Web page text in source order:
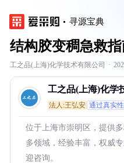
寻源宝典
结构胶变稠急救
工之品(上海)化学技术有限公司 ·
工之品(上海)化学
法人:王弘安 通过真实
位于上海市崇明区，提供
多领域，经验丰富，权威
迎咨询。